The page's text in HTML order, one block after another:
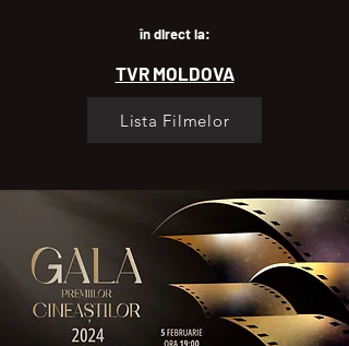
în direct la:
TVR MOLDOVA
Lista Filmelor